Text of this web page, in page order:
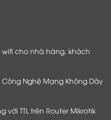
cho nhà hàng, khách
Công Nghệ Mạng Không Dây
TTL trên Router Mikrotik